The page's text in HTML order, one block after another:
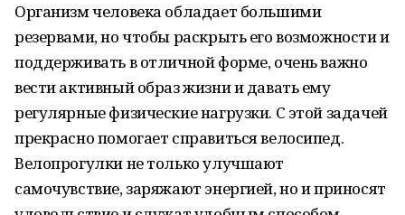
Организм человека обладает большими
резервами, но чтобы раскрыть его возможности и
поддерживать в отличной форме, очень важно
вести активный образ жизни и давать ему
регулярные физические нагрузки. С этой задачей
прекрасно помогает справиться велосипед.
Велопрогулки не только улучшают
самочувствие, заряжают энергией, но и приносят